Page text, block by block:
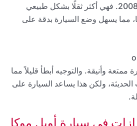
أوبل موكا أكثر من بيجو 2008. فهي أكثر ثقلًا بشكل طبيعي
مما يسهل وضع السيارة بدقة على
وأنيقة. والتوجيه أبطأ قليلاً مما
الحديثة، ولكن هذا يساعد السيارة على
في سيارة أوبل موكا